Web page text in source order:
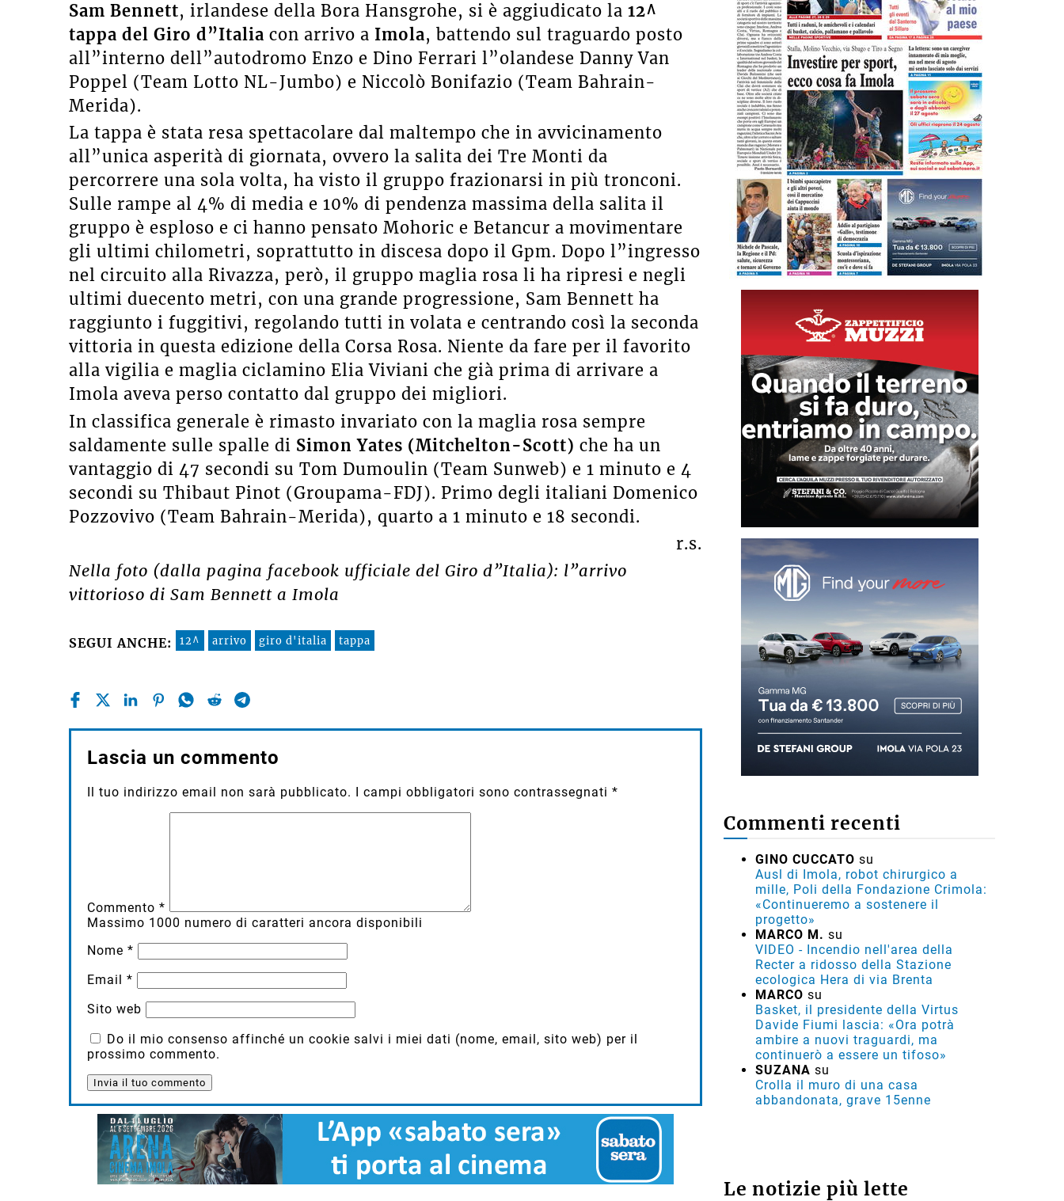
Sam Bennett, irlandese della Bora Hansgrohe, si è aggiudicato la 12^
tappa del Giro d”Italia con arrivo a Imola, battendo sul traguardo posto
all”interno dell”autodromo Enzo e Dino Ferrari l”olandese Danny Van
Poppel (Team Lotto NL-Jumbo) e Niccolò Bonifazio (Team Bahrain-
Merida).
La tappa è stata resa spettacolare dal maltempo che in avvicinamento
all”unica asperità di giornata, ovvero la salita dei Tre Monti da
percorrere una sola volta, ha visto il gruppo frazionarsi in più tronconi.
Sulle rampe al 4% di media e 10% di pendenza massima della salita il
gruppo è esploso e ci hanno pensato Mohoric e Betancur a movimentare
gli ultimi chilometri, soprattutto in discesa dopo il Gpm. Dopo l”ingresso
nel circuito alla Rivazza, però, il gruppo maglia rosa li ha ripresi e negli
ultimi duecento metri, con una grande progressione, Sam Bennett ha
raggiunto i fuggitivi, regolando tutti in volata e centrando così la seconda
vittoria in questa edizione della Corsa Rosa. Niente da fare per il favorito
alla vigilia e maglia ciclamino Elia Viviani che già prima di arrivare a
Imola aveva perso contatto dal gruppo dei migliori.
In classifica generale è rimasto invariato con la maglia rosa sempre
saldamente sulle spalle di Simon Yates (Mitchelton-Scott) che ha un
vantaggio di 47 secondi su Tom Dumoulin (Team Sunweb) e 1 minuto e 4
secondi su Thibaut Pinot (Groupama-FDJ). Primo degli italiani Domenico
Pozzovivo (Team Bahrain-Merida), quarto a 1 minuto e 18 secondi.
r.s.
Nella foto (dalla pagina facebook ufficiale del Giro d”Italia): l”arrivo
vittorioso di Sam Bennett a Imola
SEGUI ANCHE: 12^ arrivo giro d'italia tappa
Lascia un commento
Il tuo indirizzo email non sarà pubblicato. I campi obbligatori sono contrassegnati *
Commento *
Massimo 1000 numero di caratteri ancora disponibili
Nome *
Email *
Sito web
Do il mio consenso affinché un cookie salvi i miei dati (nome, email, sito web) per il
prossimo commento.
Commenti recenti
GINO CUCCATO su
Ausl di Imola, robot chirurgico a
mille, Poli della Fondazione Crimola:
«Continueremo a sostenere il
progetto»
MARCO M. su
VIDEO - Incendio nell'area della
Recter a ridosso della Stazione
ecologica Hera di via Brenta
MARCO su
Basket, il presidente della Virtus
Davide Fiumi lascia: «Ora potrà
ambire a nuovi traguardi, ma
continuerò a essere un tifoso»
SUZANA su
Crolla il muro di una casa
abbandonata, grave 15enne
Le notizie più lette